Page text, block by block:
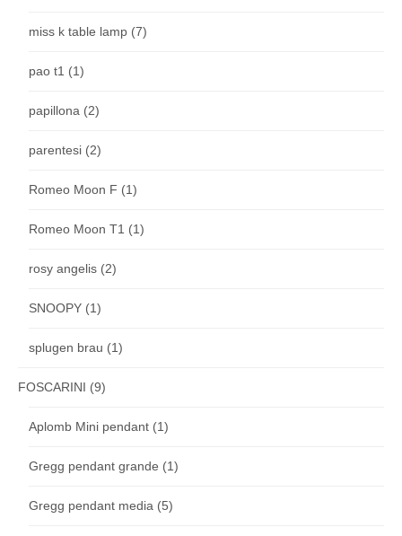
miss k table lamp (7)
pao t1 (1)
papillona (2)
parentesi (2)
Romeo Moon F (1)
Romeo Moon T1 (1)
rosy angelis (2)
SNOOPY (1)
splugen brau (1)
FOSCARINI (9)
Aplomb Mini pendant (1)
Gregg pendant grande (1)
Gregg pendant media (5)